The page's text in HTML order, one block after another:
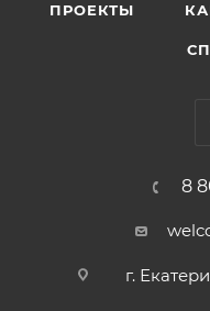
ПРОЕКТЫ
8
г.